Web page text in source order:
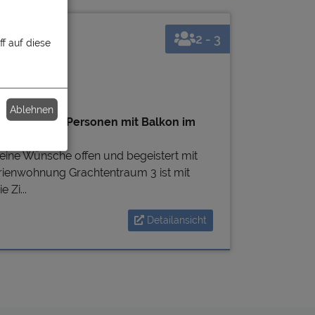
für 3 Personen mit Balkon im
Wünsche offen und begeistert mit
Grachtentraum 3 ist mit
Zi...
Detailansicht
2 - 3
auf diese
Ablehnen